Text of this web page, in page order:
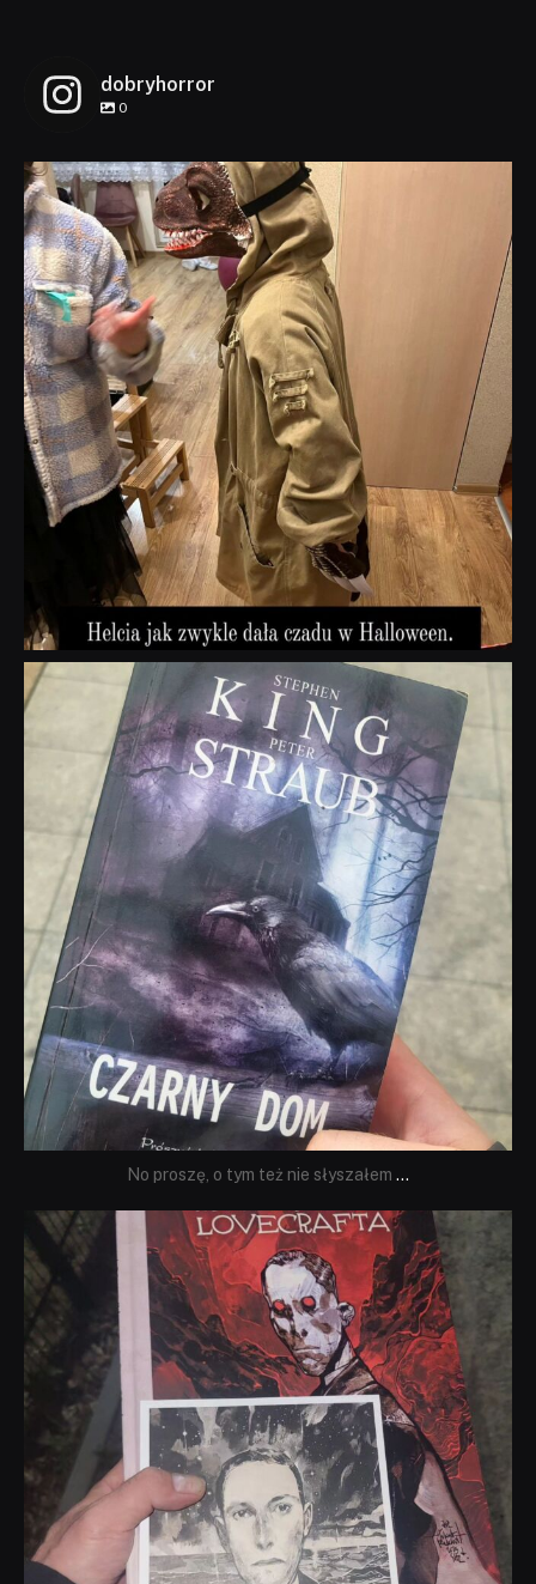
dobryhorror
0
dobryhorror
Lis 1
dobryhorror
Wrz 23
No proszę, o tym też nie słyszałem ...
dobryhorror
Wrz 19